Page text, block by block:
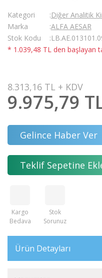
Kategori
Diğer Analitik
Marka
ALFA AESAR
Stok Kodu
* 1.039,48 TL den başlayan
8.313,16 TL + KDV
9.975,79
Gelince Haber Ver
Teklif Sepetine
Kargo
Bedava
Stok
Sorunuz
Ürün Detayları